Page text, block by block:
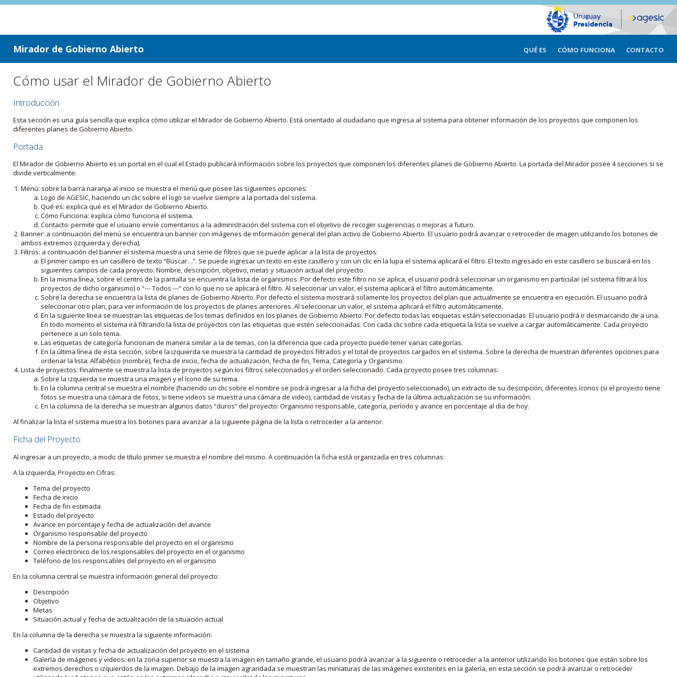
ir a contenido
ir al menú
Mirador de Gobierno Abierto QUÉ ES CÓMO FUNCIONA CONTACTO
Cómo usar el Mirador de Gobierno Abierto
Introducción
Esta sección es una guía sencilla que explica cómo utilizar el Mirador de Gobierno Abierto. Está orientado al ciudadano que ingresa al sistema para obtener información de los proyectos que componen los
diferentes planes de Gobierno Abierto.
Portada
El Mirador de Gobierno Abierto es un portal en el cual el Estado publicará información sobre los proyectos que componen los diferentes planes de Gobierno Abierto. La portada del Mirador posee 4 secciones si se
divide verticalmente:
Menú: sobre la barra naranja al inicio se muestra el menú que posee las siguientes opciones:
Logo de AGESIC, haciendo un clic sobre el logo se vuelve siempre a la portada del sistema.
Qué es: explica qué es el Mirador de Gobierno Abierto.
Cómo Funciona: explica cómo funciona el sistema.
Contacto: permite que el usuario envíe comentarios a la administración del sistema con el objetivo de recoger sugerencias o mejoras a futuro.
Banner: a continuación del menú se encuentra un banner con imágenes de información general del plan activo de Gobierno Abierto. El usuario podrá avanzar o retroceder de imagen utilizando los botones de
ambos extremos (izquierda y derecha).
Filtros: a continuación del banner el sistema muestra una serie de filtros que se puede aplicar a la lista de proyectos:
El primer campo es un casillero de texto “Buscar…”. Se puede ingresar un texto en este casillero y con un clic en la lupa el sistema aplicará el filtro. El texto ingresado en este casillero se buscará en los
siguientes campos de cada proyecto: Nombre, descripción, objetivo, metas y situación actual del proyecto.
En la misma línea, sobre el centro de la pantalla se encuentra la lista de organismos. Por defecto este filtro no se aplica, el usuario podrá seleccionar un organismo en particular (el sistema filtrará los
proyectos de dicho organismo) o “--- Todos ---“ con lo que no se aplicará el filtro. Al seleccionar un valor, el sistema aplicará el filtro automáticamente.
Sobre la derecha se encuentra la lista de planes de Gobierno Abierto. Por defecto el sistema mostrará solamente los proyectos del plan que actualmente se encuentra en ejecución. El usuario podrá
seleccionar otro plan, para ver información de los proyectos de planes anteriores. Al seleccionar un valor, el sistema aplicará el filtro automáticamente.
En la siguiente línea se muestran las etiquetas de los temas definidos en los planes de Gobierno Abierto. Por defecto todas las etiquetas están seleccionadas. El usuario podrá ir desmarcando de a una.
En todo momento el sistema irá filtrando la lista de proyectos con las etiquetas que estén seleccionadas. Con cada clic sobre cada etiqueta la lista se vuelve a cargar automáticamente. Cada proyecto
pertenece a un solo tema.
Las etiquetas de categoría funcionan de manera similar a la de temas, con la diferencia que cada proyecto puede tener varias categorías.
En la última línea de esta sección, sobre la izquierda se muestra la cantidad de proyectos filtrados y el total de proyectos cargados en el sistema. Sobre la derecha de muestran diferentes opciones para
ordenar la lista: Alfabético (nombre), fecha de inicio, fecha de actualización, fecha de fin, Tema, Categoría y Organismo.
Lista de proyectos: Finalmente se muestra la lista de proyectos según los filtros seleccionados y el orden seleccionado. Cada proyecto posee tres columnas:
Sobre la izquierda se muestra una imagen y el ícono de su tema.
En la columna central se muestra el nombre (haciendo un clic sobre el nombre se podrá ingresar a la ficha del proyecto seleccionado), un extracto de su descripción, diferentes íconos (si el proyecto tiene
fotos se muestra una cámara de fotos, si tiene videos se muestra una cámara de video), cantidad de visitas y fecha de la última actualización se su información.
En la columna de la derecha se muestran algunos datos “duros” del proyecto: Organismo responsable, categoría, período y avance en porcentaje al día de hoy.
Al finalizar la lista el sistema muestra los botones para avanzar a la siguiente página de la lista o retroceder a la anterior.
Ficha del Proyecto
Al ingresar a un proyecto, a modo de título primer se muestra el nombre del mismo. A continuación la ficha está organizada en tres columnas:
A la izquierda, Proyecto en Cifras:
Tema del proyecto
Fecha de inicio
Fecha de fin estimada
Estado del proyecto
Avance en porcentaje y fecha de actualización del avance
Organismo responsable del proyecto
Nombre de la persona responsable del proyecto en el organismo
Correo electrónico de los responsables del proyecto en el organismo
Teléfono de los responsables del proyecto en el organismo
En la columna central se muestra información general del proyecto:
Descripción
Objetivo
Metas
Situación actual y fecha de actualización de la situación actual
En la columna de la derecha se muestra la siguiente información:
Cantidad de visitas y fecha de actualización del proyecto en el sistema
Galería de imágenes y videos: en la zona superior se muestra la imagen en tamaño grande, el usuario podrá avanzar a la siguiente o retroceder a la anterior utilizando los botones que están sobre los
extremos derechos o izquierdos de la imagen. Debajo de la imagen agrandada se muestran las miniaturas de las imágenes existentes en la galería, en esta sección se podrá avanzar o retroceder